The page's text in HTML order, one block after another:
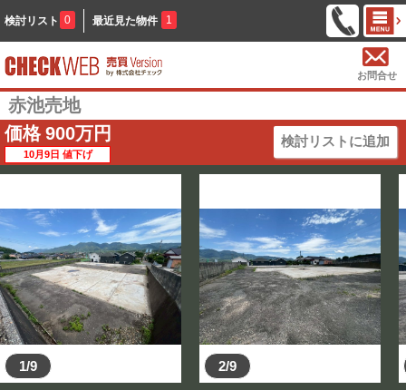
検討リスト 0 最近見た物件 1
お問合せ
赤池売地
価格 900万円
10月9日 値下げ
検討リストに追加
1/9 2/9